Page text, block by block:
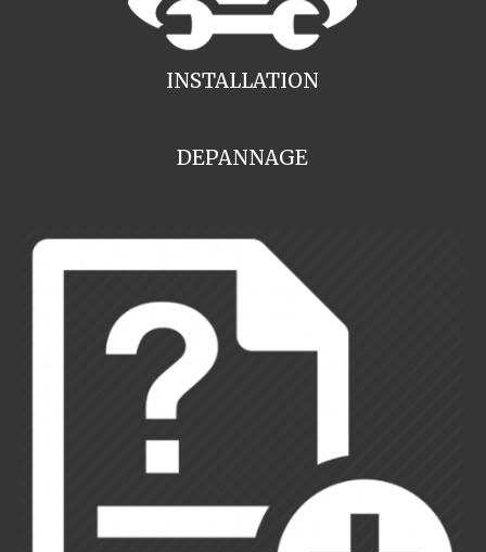
INSTALLATION
DEPANNAGE